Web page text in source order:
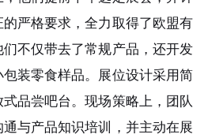
严格要求，全力取得了欧盟有
不仅带去了常规产品，还开发
装零食样品。展位设计采用简
品尝吧台。现场策略上，团队
与产品知识培训，并主动在展